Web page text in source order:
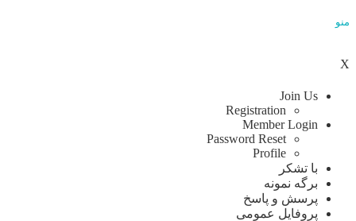
منو
X
Join Us
Registration
Member Login
Password Reset
Profile
با تشکر
برگه نمونه
پرسش و پاسخ
پروفایل عمومی